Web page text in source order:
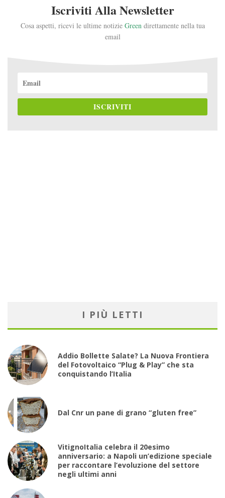
Iscriviti Alla Newsletter
Cosa aspetti, ricevi le ultime notizie Greendirettamente nella tua
email
ISCRIVITI
I PIÙ LETTI
Addio Bollette Salate? La Nuova Frontiera
del Fotovoltaico “Plug & Play” che sta
conquistando l’Italia
Dal Cnr un pane di grano “gluten free”
VitignoItalia celebra il 20esimo
anniversario: a Napoli un’edizione speciale
per raccontare l’evoluzione del settore
negli ultimi anni